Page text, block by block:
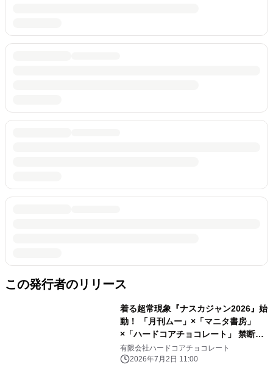
この発行者のリリース
着る超常現象『ナスカジャン2026』始
動！ 「月刊ムー」×「マニタ書房」
×「ハードコアチョコレート」 禁断の
トリプルコラボ全3種が、7月3日(金)
より受注期間限定の特別価格で受付開
有限会社ハードコアチョコレート
2026年7月2日 11:00